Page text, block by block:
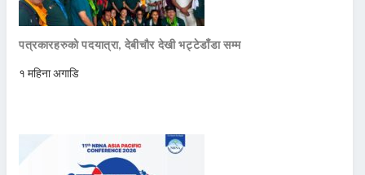
पत्रकारहरुको पदयात्रा, देबीचौर देखी भट्टेडाँडा सम्म
१ महिना अगाडि